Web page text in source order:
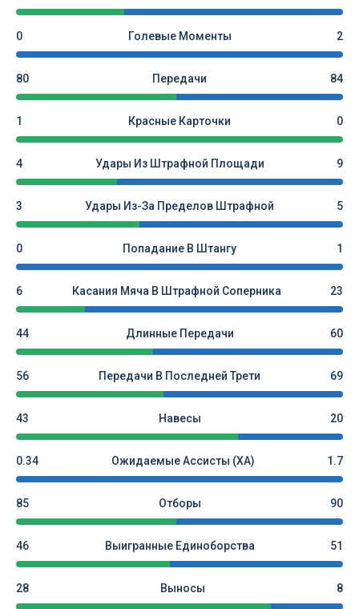
0 Голевые Моменты 2
80 Передачи 84
1 Красные Карточки 0
4 Удары Из Штрафной Площади 9
3 Удары Из-За Пределов Штрафной 5
0 Попадание В Штангу 1
6 Касания Мяча В Штрафной Соперника 23
44 Длинные Передачи 60
56 Передачи В Последней Трети 69
43 Навесы 20
0.34 Ожидаемые Ассисты (xA) 1.7
85 Отборы 90
46 Выигранные Единоборства 51
28 Выносы 8